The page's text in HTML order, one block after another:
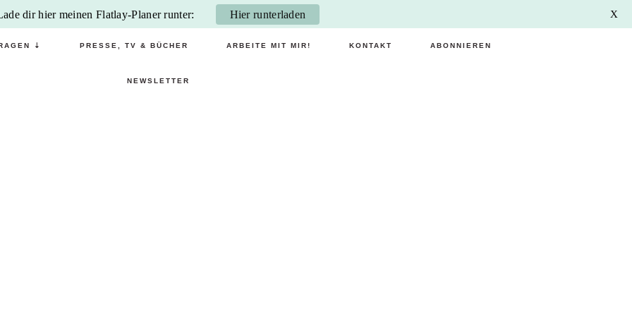
⇣ PRESSE, TV & BÜCHER ARBEITE MIT MIR! KONTAKT ABONNIEREN
NEWSLETTER
dir hier meinen Flatlay-Planer runter: Hier runterladen X